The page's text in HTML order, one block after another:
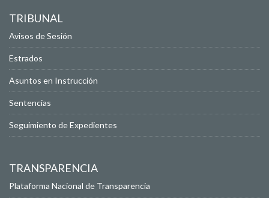
TRIBUNAL
Avisos de Sesión
Estrados
Asuntos en Instrucción
Sentencias
Seguimiento de Expedientes
TRANSPARENCIA
Plataforma Nacional de Transparencia